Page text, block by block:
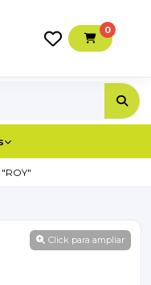
0
Click para ampliar